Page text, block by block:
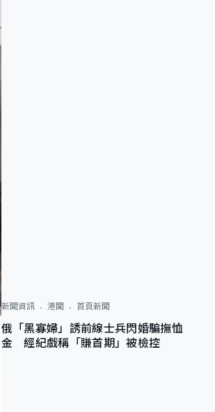
新聞資訊 港聞 首頁新聞
俄「黑寡婦」誘前線士兵閃婚騙撫恤
金 經紀戲稱「賺首期」被檢控